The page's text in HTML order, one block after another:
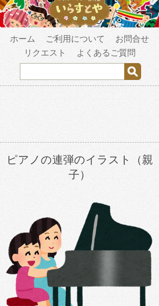
ホーム ご利用について
お問合せ
リクエスト
よくあるご質問
ピアノの連弾のイラスト（親
子）